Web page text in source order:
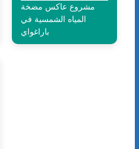
مشروع عاكس مضخة
المياه الشمسية في
باراغواي